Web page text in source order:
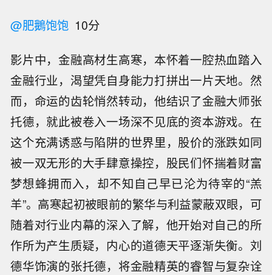
@肥鵝饱饱 10分
影片中，金融高材生高寒，本怀着一腔热血踏入
金融行业，渴望凭自身能力打拼出一片天地。然
而，命运的齿轮悄然转动，他结识了金融大师张
托德，就此被卷入一场深不见底的资本游戏。在
这个充满诱惑与陷阱的世界里，股价的涨跌如同
被一双无形的大手肆意操控，股民们怀揣着财富
梦想蜂拥而入，却不知自己早已沦为待宰的“羔
羊”。高寒起初被眼前的繁华与利益蒙蔽双眼，可
随着对行业内幕的深入了解，他开始对自己的所
作所为产生质疑，内心的道德天平逐渐失衡。刘
德华饰演的张托德，将金融精英的睿智与复杂诠